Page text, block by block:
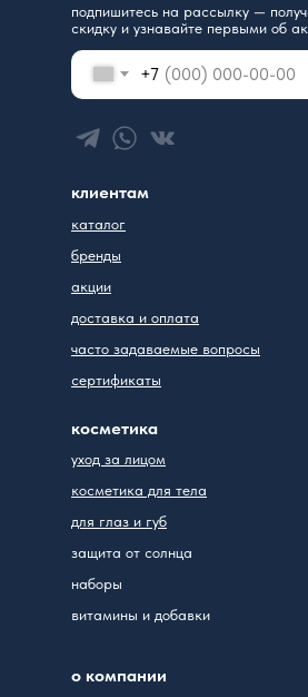
каталог
бренды
акции
доставка и оплата
часто задаваемые вопросы
сертификаты
клиентам
уход за лицом
косметика для тела
для глаз и губ
защита от солнца
наборы
витамины и добавки
косметика
о компании
+7
подпишитесь на рассылку —
скидку и узнавайте первыми об